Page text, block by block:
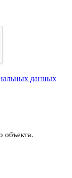
данных
объекта.